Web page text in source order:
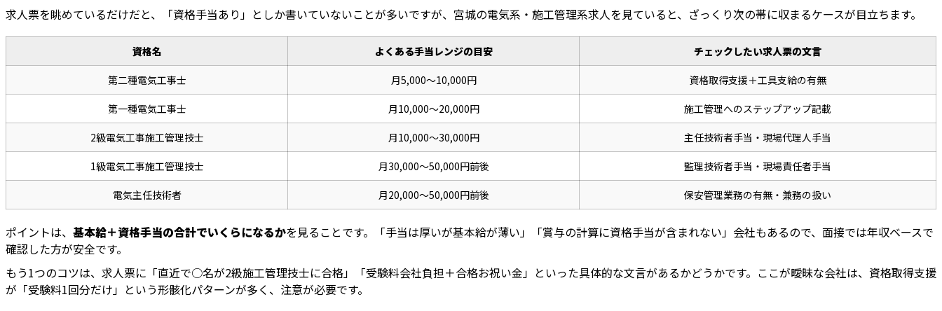
求人票を眺めているだけだと、「資格手当あり」としか書いていないことが多いですが、宮城の電気系・施工管理系求人を見ていると、ざっくり次の帯に収まるケースが目立ちます。
資格名 よくある手当レンジの目安 チェックしたい求人票の文言
第二種電気工事士 月5,000〜10,000円 資格取得支援＋工具支給の有無
第一種電気工事士 月10,000〜20,000円 施工管理へのステップアップ記載
2級電気工事施工管理技士 月10,000〜30,000円 主任技術者手当・現場代理人手当
1級電気工事施工管理技士 月30,000〜50,000円前後 監理技術者手当・現場責任者手当
電気主任技術者 月20,000〜50,000円前後 保安管理業務の有無・兼務の扱い
ポイントは、 基本給＋資格手当の合計でいくらになるかを見ることです。「手当は厚いが基本給が薄い」「賞与の計算に資格手当が含まれない」会社もあるので、面接では年収ベースで
確認した方が安全です。
もう1つのコツは、求人票に「直近で○名が2級施工管理技士に合格」「受験料会社負担＋合格お祝い金」といった具体的な文言があるかどうかです。ここが曖昧な会社は、資格取得支援
が「受験料1回分だけ」という形骸化パターンが多く、注意が必要です。